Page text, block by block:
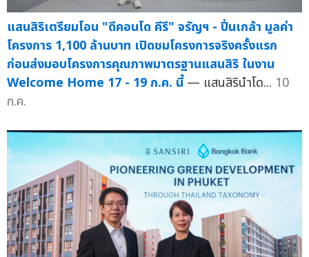
แสนสิริเตรียมโอน "ดีคอนโด คีรี" จรัญฯ - ปิ่นเกล้า มูลค่า
โครงการ 1,100 ล้านบาท เปิดชมโครงการจริงครั้งแรก
ก่อนส่งมอบโครงการคุณภาพมาตรฐานแสนสิริ ในงาน
Welcome Home 17 - 19 ก.ค. นี้ — แสนสิรินำโด... 10
ก.ค.